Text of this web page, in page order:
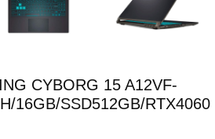
CYBORG 15 A12VF-
16GB/SSD512GB/RTX4060